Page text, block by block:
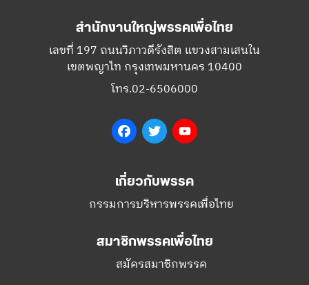
สำนักงานใหญ่พรรคเพื่อไทย
เลขที่ 197 ถนนวิภาวดีรังสิต แขวงสามเสนใน
เขตพญาไท กรุงเทพมหานคร 10400
โทร.02-6506000
FacebookTwitter
เกี่ยวกับพรรค
กรรมการบริหารพรรคเพื่อไทย
สมาชิกพรรคเพื่อไทย
สมัครสมาชิกพรรค